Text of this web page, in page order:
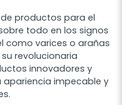
productos para el
todo en los signos
como varices o arañas
revolucionaria
innovadores y
impecable y